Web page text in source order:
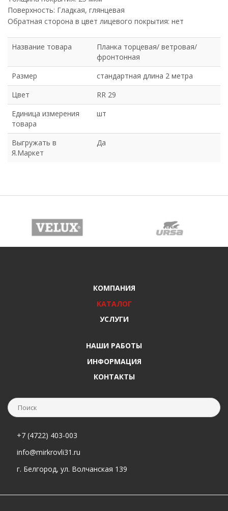
Поверхность: Гладкая, глянцевая
Обратная сторона в цвет лицевого покрытия: нет
Название товара
Планка торцевая/ ветровая/
фронтонная
Размер
стандартная длина 2 метра
Цвет
RR 29
Единица измерения
товара
шт
Выгружать в
Я.Маркет
Да
КОМПАНИЯ
КАТАЛОГ
УСЛУГИ
НАШИ РАБОТЫ
ИНФОРМАЦИЯ
КОНТАКТЫ
+7 (4722) 403-003
info@mirkrovli31.ru
г. Белгород, ул. Волчанская 139